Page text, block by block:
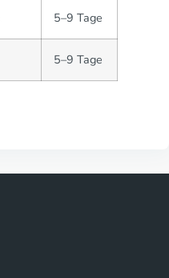
5–9 Tage
5–9 Tage